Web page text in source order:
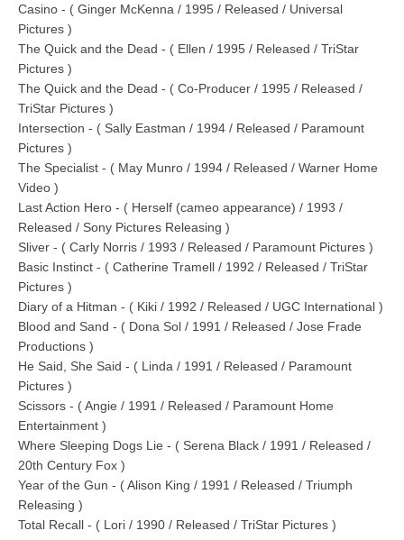
Casino - ( Ginger McKenna / 1995 / Released / Universal
Pictures )
The Quick and the Dead - ( Ellen / 1995 / Released / TriStar
Pictures )
The Quick and the Dead - ( Co-Producer / 1995 / Released /
TriStar Pictures )
Intersection - ( Sally Eastman / 1994 / Released / Paramount
Pictures )
The Specialist - ( May Munro / 1994 / Released / Warner Home
Video )
Last Action Hero - ( Herself (cameo appearance) / 1993 /
Released / Sony Pictures Releasing )
Sliver - ( Carly Norris / 1993 / Released / Paramount Pictures )
Basic Instinct - ( Catherine Tramell / 1992 / Released / TriStar
Pictures )
Diary of a Hitman - ( Kiki / 1992 / Released / UGC International )
Blood and Sand - ( Dona Sol / 1991 / Released / Jose Frade
Productions )
He Said, She Said - ( Linda / 1991 / Released / Paramount
Pictures )
Scissors - ( Angie / 1991 / Released / Paramount Home
Entertainment )
Where Sleeping Dogs Lie - ( Serena Black / 1991 / Released /
20th Century Fox )
Year of the Gun - ( Alison King / 1991 / Released / Triumph
Releasing )
Total Recall - ( Lori / 1990 / Released / TriStar Pictures )